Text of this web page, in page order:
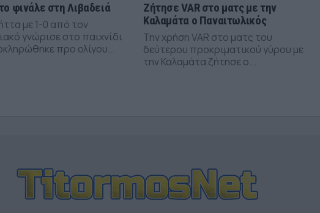
φινάλε στη Λιβαδειά
με 1-0 από τον
γνώρισε στο παιχνίδι
προ ολίγου...
Ζήτησε VAR στο ματς με την
Καλαμάτα ο Παναιτωλικός
Την χρήση VAR στο ματς του
δεύτερου προκριματικού γύρου με
την Καλαμάτα ζήτησε ο...